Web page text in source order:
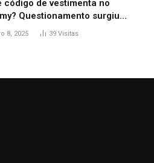
código de vestimenta no
Questionamento surgiu
Censori, mulher de
8, 2025 39 Visitas